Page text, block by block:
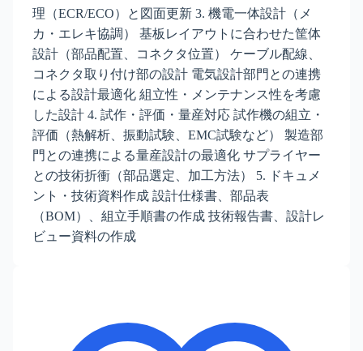
理（ECR/ECO）と図面更新 3. 機電一体設計（メ
カ・エレキ協調） 基板レイアウトに合わせた筐体
設計（部品配置、コネクタ位置） ケーブル配線、
コネクタ取り付け部の設計 電気設計部門との連携
による設計最適化 組立性・メンテナンス性を考慮
した設計 4. 試作・評価・量産対応 試作機の組立・
評価（熱解析、振動試験、EMC試験など） 製造部
門との連携による量産設計の最適化 サプライヤー
との技術折衝（部品選定、加工方法） 5. ドキュメ
ント・技術資料作成 設計仕様書、部品表
（BOM）、組立手順書の作成 技術報告書、設計レ
ビュー資料の作成